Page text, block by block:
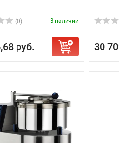
(0) В наличии
руб. 30